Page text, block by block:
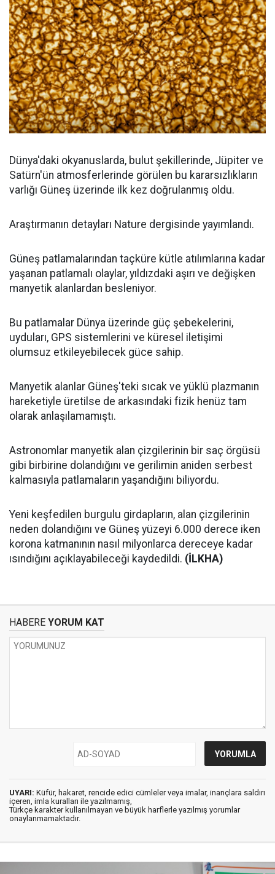
Dünya'daki okyanuslarda, bulut şekillerinde, Jüpiter ve
Satürn'ün atmosferlerinde görülen bu kararsızlıkların
varlığı Güneş üzerinde ilk kez doğrulanmış oldu.
Araştırmanın detayları Nature dergisinde yayımlandı.
Güneş patlamalarından taçküre kütle atılımlarına kadar
yaşanan patlamalı olaylar, yıldızdaki aşırı ve değişken
manyetik alanlardan besleniyor.
Bu patlamalar Dünya üzerinde güç şebekelerini,
uyduları, GPS sistemlerini ve küresel iletişimi
olumsuz etkileyebilecek güce sahip.
Manyetik alanlar Güneş'teki sıcak ve yüklü plazmanın
hareketiyle üretilse de arkasındaki fizik henüz tam
olarak anlaşılamamıştı.
Astronomlar manyetik alan çizgilerinin bir saç örgüsü
gibi birbirine dolandığını ve gerilimin aniden serbest
kalmasıyla patlamaların yaşandığını biliyordu.
Yeni keşfedilen burgulu girdapların, alan çizgilerinin
neden dolandığını ve Güneş yüzeyi 6.000 derece iken
korona katmanının nasıl milyonlarca dereceye kadar
ısındığını açıklayabileceği kaydedildi. (İLKHA)
HABERE YORUM KAT
UYARI: Küfür, hakaret, rencide edici cümleler veya imalar, inançlara saldırı
içeren, imla kuralları ile yazılmamış,
Türkçe karakter kullanılmayan ve büyük harflerle yazılmış yorumlar
onaylanmamaktadır.